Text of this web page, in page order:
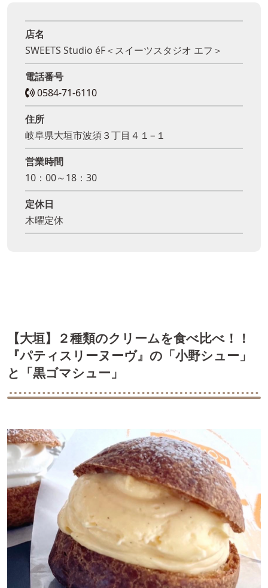
店名
SWEETS Studio éF＜スイーツスタジオ エフ＞
電話番号
0584-71-6110
住所
岐阜県大垣市波須３丁目４１−１
営業時間
10：00～18：30
定休日
木曜定休
【大垣】２種類のクリームを食べ比べ！！
『パティスリーヌーヴ』の「小野シュー」
と「黒ゴマシュー」